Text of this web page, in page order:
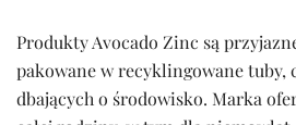
Produkty Avocado Zinc są
pakowane w recyklingowane tuby,
dbających o środowisko. Marka